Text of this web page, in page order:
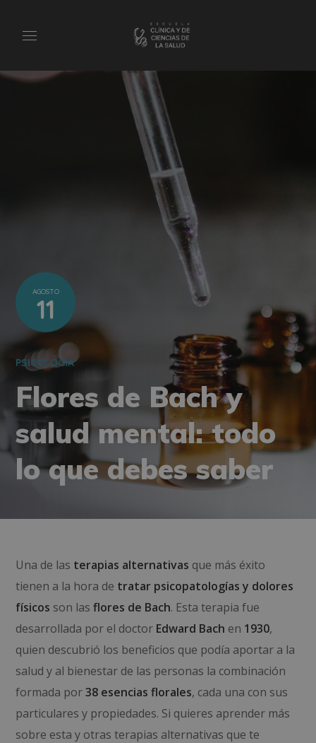
AGOSTO
11
PSICOLOGÍA
Flores de Bach y
salud mental: todo
lo que debes saber
Una de las terapias alternativas que más éxito
tienen a la hora de tratar psicopatologías y dolores
físicos son lasflores de Bach. Esta terapia fue
desarrollada por el doctor Edward Bach en 1930,
quien descubrió los beneficios que podía aportar a la
salud y al bienestar de las personas la combinación
formada por38 esencias florales, cada una con sus
particulares y propiedades. Si quieres aprender más
sobre esta y otras terapias alternativas que te